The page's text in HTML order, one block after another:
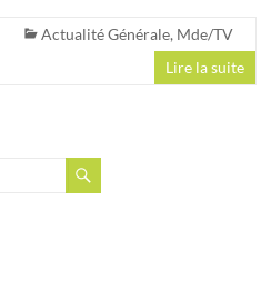
Actualité Générale, Mde/TV
Lire la suite